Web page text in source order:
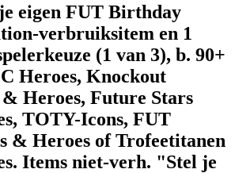
eigen FUT Birthday
verbruiksitem en 1
(1 van 3), b. 90+
Heroes, Knockout
Heroes, Future Stars
TOTY-Icons, FUT
& Heroes of Trofeetitanen
Items niet-verh. "Stel je